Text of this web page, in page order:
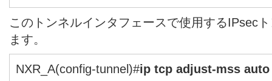
このトンネルインタフェースで使用するIPsec
ます。
NXR_A(config-tunnel)#ip tcp adjust-mss auto